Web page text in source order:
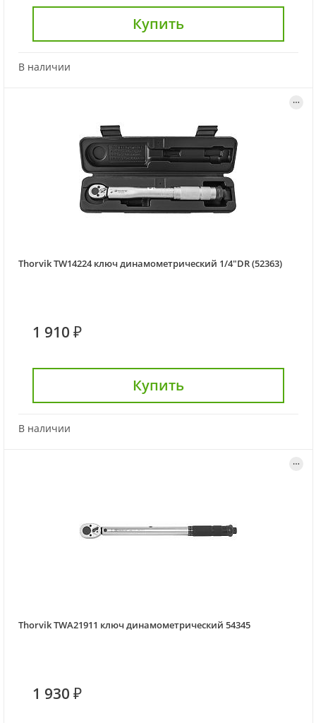
Купить
В наличии
Thorvik TW14224 ключ динамометрический 1/4"DR (52363)
1 910 ₽
Купить
В наличии
Thorvik TWA21911 ключ динамометрический 54345
1 930 ₽